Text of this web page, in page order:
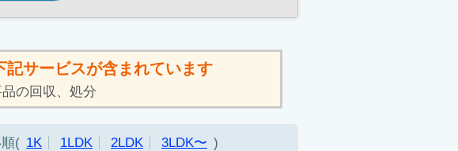
記サービスが含まれています
の回収、処分
1K 1LDK 2LDK 3LDK〜